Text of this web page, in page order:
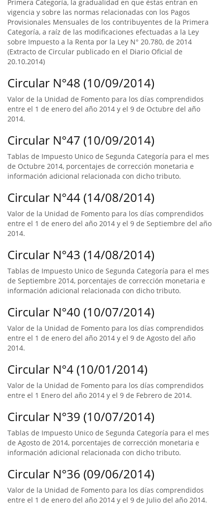
Primera Categoría, la gradualidad en que éstas entran en
vigencia y sobre las normas relacionadas con los Pagos
Provisionales Mensuales de los contribuyentes de la Primera
Categoría, a raíz de las modificaciones efectuadas a la Ley
sobre Impuesto a la Renta por la Ley N° 20.780, de 2014
(Extracto de Circular publicado en el Diario Oficial de
20.10.2014)
Circular N°48 (10/09/2014)
Valor de la Unidad de Fomento para los días comprendidos
entre el 1 de enero del año 2014 y el 9 de Octubre del año
2014.
Circular N°47 (10/09/2014)
Tablas de Impuesto Unico de Segunda Categoría para el mes
de Octubre 2014, porcentajes de corrección monetaria e
información adicional relacionada con dicho tributo.
Circular N°44 (14/08/2014)
Valor de la Unidad de Fomento para los días comprendidos
entre el 1 de enero del año 2014 y el 9 de Septiembre del año
2014.
Circular N°43 (14/08/2014)
Tablas de Impuesto Unico de Segunda Categoría para el mes
de Septiembre 2014, porcentajes de corrección monetaria e
información adicional relacionada con dicho tributo.
Circular N°40 (10/07/2014)
Valor de la Unidad de Fomento para los días comprendidos
entre el 1 de enero del año 2014 y el 9 de Agosto del año
2014.
Circular N°4 (10/01/2014)
Valor de la Unidad de Fomento para los días comprendidos
entre el 1 Enero del año 2014 y el 9 de Febrero de 2014.
Circular N°39 (10/07/2014)
Tablas de Impuesto Unico de Segunda Categoría para el mes
de Agosto de 2014, porcentajes de corrección monetaria e
información adicional relacionada con dicho tributo.
Circular N°36 (09/06/2014)
Valor de la Unidad de Fomento para los días comprendidos
entre el 1 de enero del año 2014 y el 9 de Julio del año 2014.